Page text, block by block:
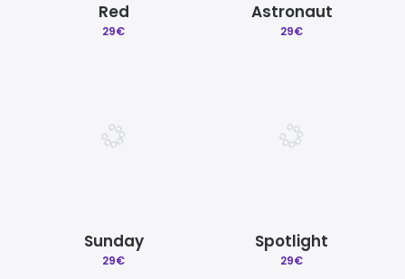
Red
29€
Astronaut
29€
Sunday
29€
Spotlight
29€